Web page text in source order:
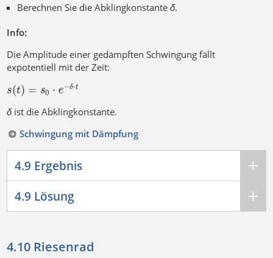
Berechnen Sie die Abklingkonstante δ.
Info:
Die Amplitude einer gedämpften Schwingung fällt
expotentiell mit der Zeit:
s(t) = s0 ⋅ e−δ⋅t
δist die Abklingkonstante.
Schwingung mit Dämpfung
4.9 Ergebnis
4.9 Lösung
4.10 Riesenrad